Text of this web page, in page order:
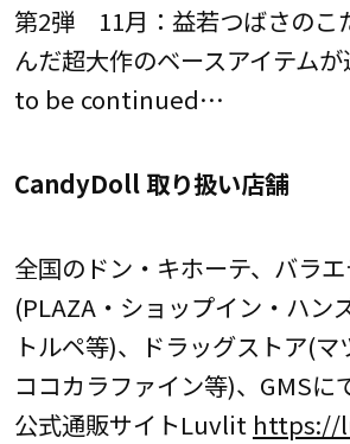
第2弾 11月：益若つばさのこ
んだ超大作のベースアイテム
to be continued…
CandyDoll 取り扱い店舗
全国のドン・キホーテ、バラ
(PLAZA・ショップイン・ハン
トルペ等)、ドラッグストア(マ
ココカラファイン等)、GMSに
公式通販サイトLuvlit